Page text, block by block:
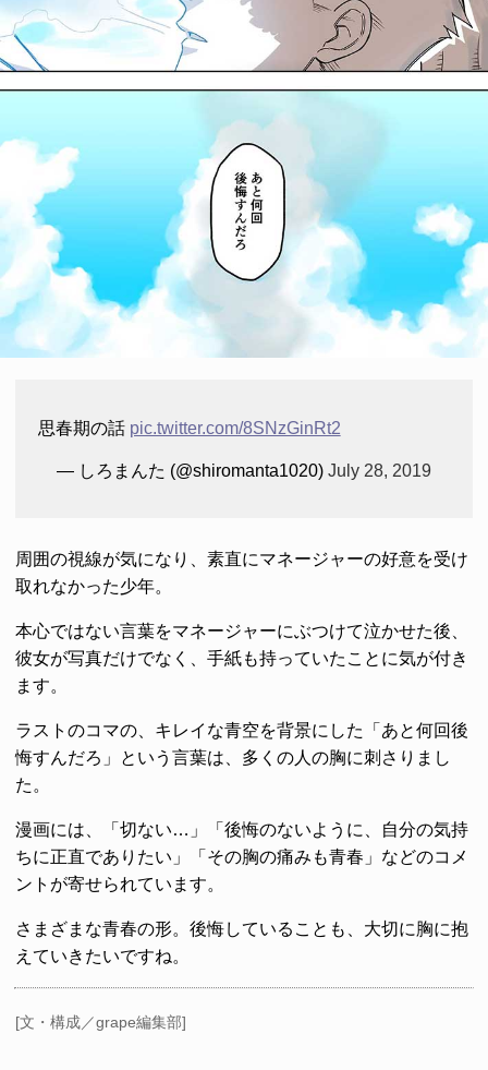
思春期の話 pic.twitter.com/8SNzGinRt2
— しろまんた (@shiromanta1020) July 28, 2019
周囲の視線が気になり、素直にマネージャーの好意を受け
取れなかった少年。
本心ではない言葉をマネージャーにぶつけて泣かせた後、
彼女が写真だけでなく、手紙も持っていたことに気が付き
ます。
ラストのコマの、キレイな青空を背景にした「あと何回後
悔すんだろ」という言葉は、多くの人の胸に刺さりまし
た。
漫画には、「切ない…」「後悔のないように、自分の気持
ちに正直でありたい」「その胸の痛みも青春」などのコメ
ントが寄せられています。
さまざまな青春の形。後悔していることも、大切に胸に抱
えていきたいですね。
[文・構成／grape編集部]